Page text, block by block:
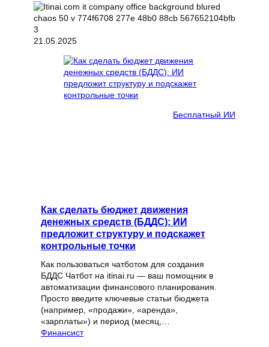
21.05.2025
Бесплатный ИИ
Как сделать бюджет движения
денежных средств (БДДС): ИИ
предложит структуру и подскажет
контрольные точки
Как пользоваться чатботом для создания
БДДС Чатбот на itinai.ru — ваш помощник в
автоматизации финансового планирования.
Просто введите ключевые статьи бюджета
(например, «продажи», «аренда»,
«зарплаты») и период (месяц,…
Финансист